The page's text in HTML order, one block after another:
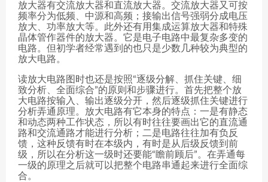
放大器有交流放大器和直流放大器。交流放大器又可按
频率分为低频、中源和高频；接输出信号强弱分成电压
放大、功率放大等。此外还有用集成运算放大器和特殊
晶体管作器件的放大器。它是电子电路中最复杂多变的
电路。但初学者经常遇到的也只是少数几种较为典型的
放大电路。
读放大电路图时也还是按照“逐级分解、抓住关键、细
致分析、全面综合”的原则和步骤进行。首先把整个放
大电路按输入、输出逐级分开，然后逐级抓住关键进行
分析弄通原理。放大电路有它本身的特点：一是有静态
和动态两种工作状态，所以有时往往要画出它的直流通
路和交流通路才能进行分析；二是电路往往加有负反
馈，这种反馈有时在本级内，有时是从后级反馈到前
级，所以在分析这一级时还要能“瞻前顾后”。在弄通每
一级的原理之后就可以把整个电路串通起来进行全面综
合。